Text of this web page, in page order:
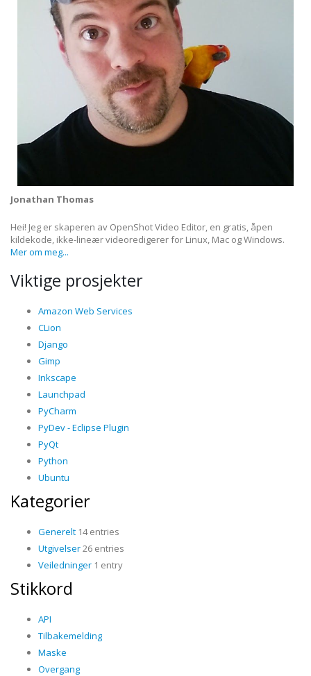
Jonathan Thomas
Hei! Jeg er skaperen av OpenShot Video Editor, en gratis, åpen
kildekode, ikke-lineær videoredigerer for Linux, Mac og Windows.
Mer om meg...
Viktige prosjekter
Amazon Web Services
CLion
Django
Gimp
Inkscape
Launchpad
PyCharm
PyDev - Eclipse Plugin
PyQt
Python
Ubuntu
Kategorier
Generelt 14 entries
Utgivelser26 entries
Veiledninger 1 entry
Stikkord
API
Tilbakemelding
Maske
Overgang